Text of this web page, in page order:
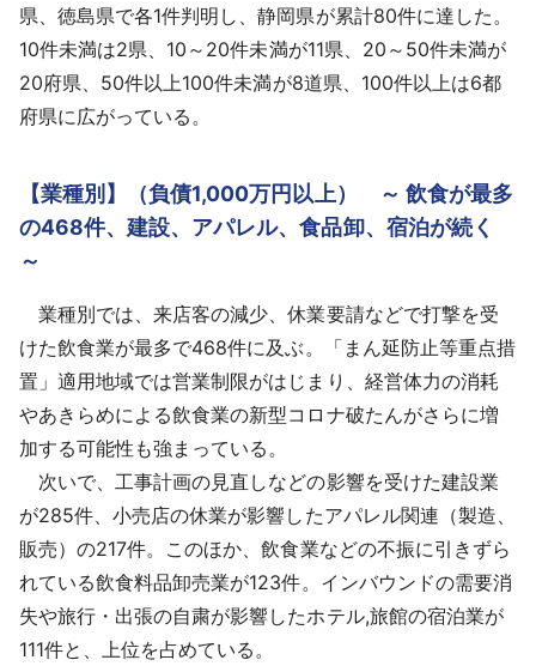
県、徳島県で各1件判明し、静岡県が累計80件に達した。
10件未満は2県、10～20件未満が11県、20～50件未満が
20府県、50件以上100件未満が8道県、100件以上は6都
府県に広がっている。
【業種別】（負債1,000万円以上） ～ 飲食が最多
の468件、建設、アパレル、食品卸、宿泊が続く
～
業種別では、来店客の減少、休業要請などで打撃を受
けた飲食業が最多で468件に及ぶ。「まん延防止等重点措
置」適用地域では営業制限がはじまり、経営体力の消耗
やあきらめによる飲食業の新型コロナ破たんがさらに増
加する可能性も強まっている。
次いで、工事計画の見直しなどの影響を受けた建設業
が285件、小売店の休業が影響したアパレル関連（製造、
販売）の217件。このほか、飲食業などの不振に引きずら
れている飲食料品卸売業が123件。インバウンドの需要消
失や旅行・出張の自粛が影響したホテル,旅館の宿泊業が
111件と、上位を占めている。